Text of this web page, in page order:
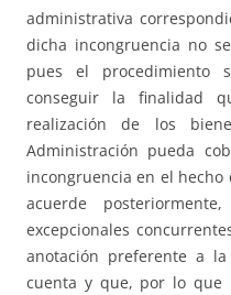
administrativa
dicha incongruencia no
pues el procedimiento
conseguir la finalidad
realización de los
Administración pueda
incongruencia en el hecho
acuerde
excepcionales
anotación preferente a
cuenta y que, por lo que